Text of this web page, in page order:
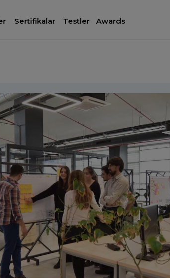
Sertifikalar Testler Awards